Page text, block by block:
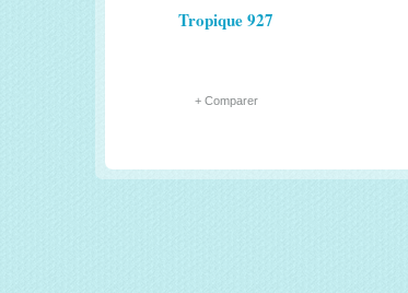
Tropique 927
+ Comparer